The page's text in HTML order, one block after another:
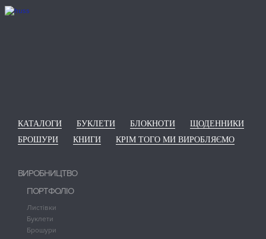
КАТАЛОГИ БУКЛЕТИ БЛОКНОТИ
ЩОДЕННИКИ
БРОШУРИ
КНИГИ КРІМ ТОГО МИ ВИРОБЛЯЄМО
ВИРОБНИЦТВО
ПОРТФОЛІО
Листівки
Буклети
Брошури